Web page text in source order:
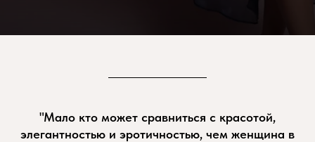
"Мало кто может сравниться с красотой,
элегантностью и эротичностью, чем женщина в